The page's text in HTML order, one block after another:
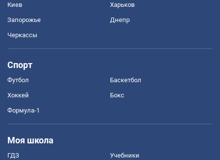
Киев Харьков
Запорожье Днепр
Черкассы
Спорт
Футбол Баскетбол
Хоккей Бокс
Формула-1
Моя школа
ГДЗ Учебники